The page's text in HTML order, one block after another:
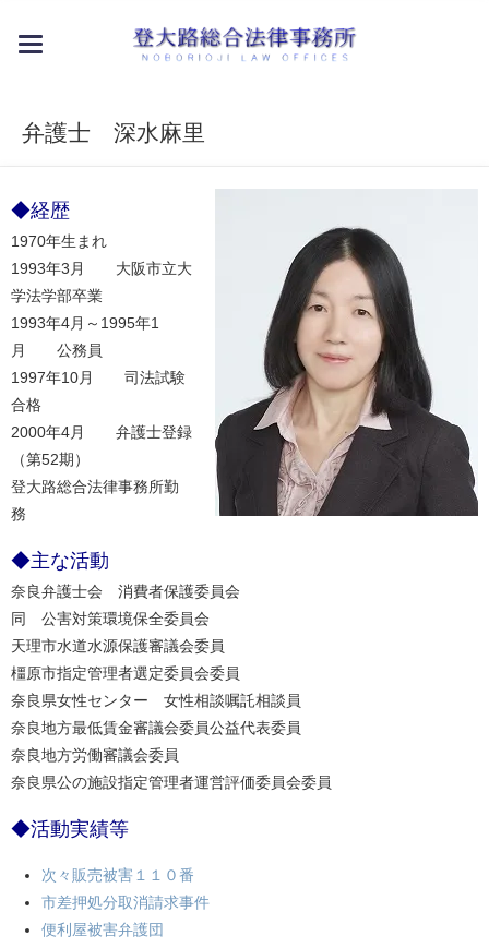
toggle
弁護士 深水麻里
◆経歴
1970年生まれ
1993年3月 大阪市立大
学法学部卒業
1993年4月～1995年1
月 公務員
1997年10月 司法試験
合格
2000年4月 弁護士登録
（第52期）
登大路総合法律事務所勤
務
◆主な活動
奈良弁護士会 消費者保護委員会
同 公害対策環境保全委員会
天理市水道水源保護審議会委員
橿原市指定管理者選定委員会委員
奈良県女性センター 女性相談嘱託相談員
奈良地方最低賃金審議会委員公益代表委員
奈良地方労働審議会委員
奈良県公の施設指定管理者運営評価委員会委員
◆活動実績等
次々販売被害１１０番
市差押処分取消請求事件
便利屋被害弁護団